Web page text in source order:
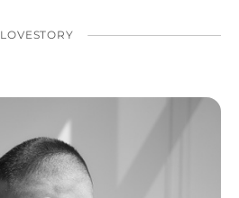
LOVESTORY